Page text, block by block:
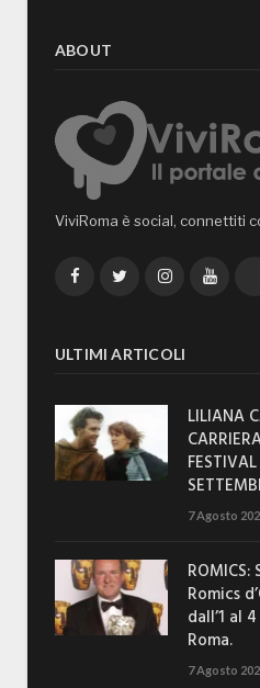
ABOUT
ViviRoma è social, connettiti
FacebookTwitterInstagram
ULTIMI ARTICOLI
LILIANA
7 Agosto
Romics
dall’1 al
Roma.
7 Agosto